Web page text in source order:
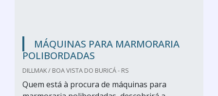
MÁQUINAS PARA MARMORARIA
POLIBORDADAS
DILLMAK / BOA VISTA DO BURICÁ - RS
Quem está à procura de máquinas para